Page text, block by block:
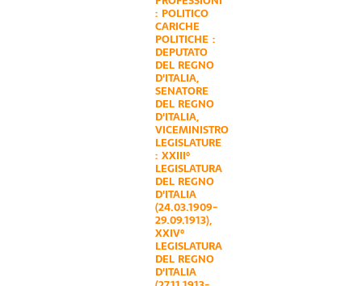
: POLITICO
CARICHE
POLITICHE :
DEPUTATO
DEL REGNO
D'ITALIA,
SENATORE
DEL REGNO
D'ITALIA,
VICEMINISTRO
LEGISLATURE
: XXIII°
LEGISLATURA
DEL REGNO
D'ITALIA
(24.03.1909-
29.09.1913),
XXIV°
LEGISLATURA
DEL REGNO
D'ITALIA